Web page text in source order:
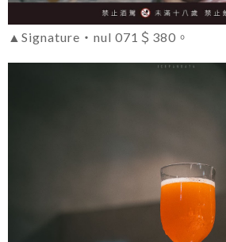
▲Signature・nul 071＄380。